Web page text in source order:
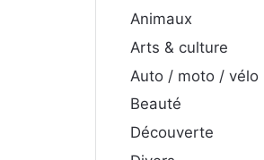
Animaux
Arts & culture
Auto / moto / vélo
Beauté
Découverte